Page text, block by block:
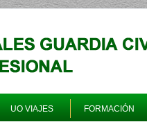
UO VIAJES FORMACIÓN